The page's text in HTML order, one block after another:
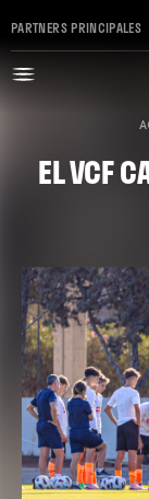
PARTNERS PRINCIPALES
EL VCF